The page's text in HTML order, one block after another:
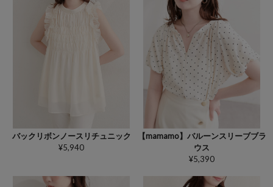
バックリボンノースリチュニック
¥5,940
【mamamo】バルーンスリーブブラ
ウス
¥5,390